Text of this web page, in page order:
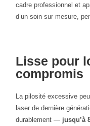
cadre professionnel et
d’un soin sur mesure,
Lisse pour
compromis
La pilosité excessive
laser de dernière
durablement — jusqu’à